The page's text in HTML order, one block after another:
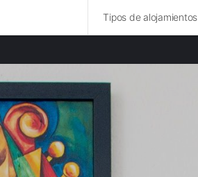
Tipos de alojamientos